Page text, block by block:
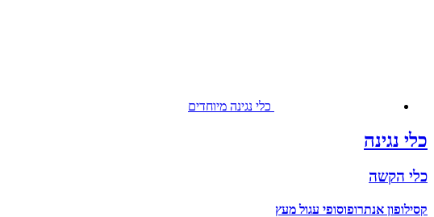
כלי נגינה מיוחדים
כלי נגינה
כלי הקשה
קסילופון אנתרופוסופי עגול מעץ